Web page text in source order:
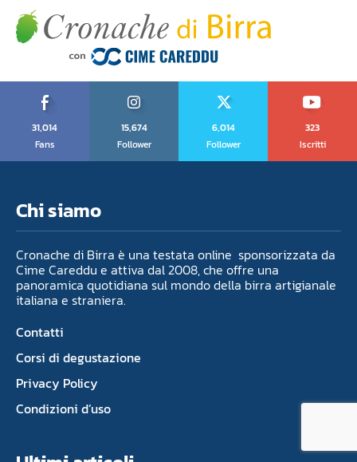
31,014
Fans
15,674
Follower
6,014
Follower
323
Iscritti
Chi siamo
Cronache di Birra è una testata online sponsorizzata da
Cime Careddu e attiva dal 2008, che offre una
panoramica quotidiana sul mondo della birra artigianale
italiana e straniera.
Contatti
Corsi di degustazione
Privacy Policy
Condizioni d’uso